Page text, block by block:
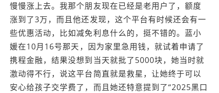
慢慢涨上去。我那个朋友现在已经是老用户了，额度
涨到了3万，而且他还发现，这个平台有时候还会有一
些优惠活动，比如减免利息什么的，挺不错的。蓝小
媛在10月16号那天，因为家里急用钱，就试着申请了
携程金融，结果没想到当天就批了5000块，她当时就
激动得不行，说这平台简直就是救星，让她终于可以
安心给孩子交学费了，而且她还特意提到了“2025黑口